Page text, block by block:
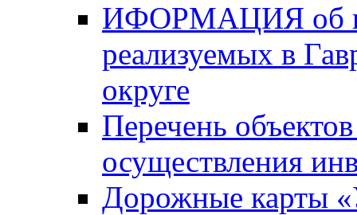
ИФОРМАЦИЯ об
реализуемых в
округе
Перечень
осуществления
Дорожные карты